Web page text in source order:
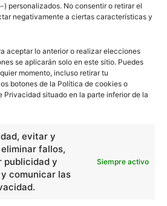
personalizados. No consentir o retirar el
negativamente a ciertas características y
aceptar lo anterior o realizar elecciones
se aplicarán solo en este sitio. Puedes
momento, incluso retirar tu
botones de la Política de cookies o
Privacidad situado en la parte inferior de la
evitar y
fallos,
publicidad y
comunicar las
Siempre activo